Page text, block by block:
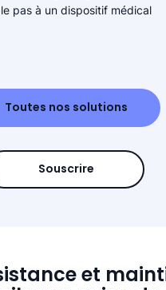
pas à un dispositif médical
Toutes nos solutions
Souscrire
et